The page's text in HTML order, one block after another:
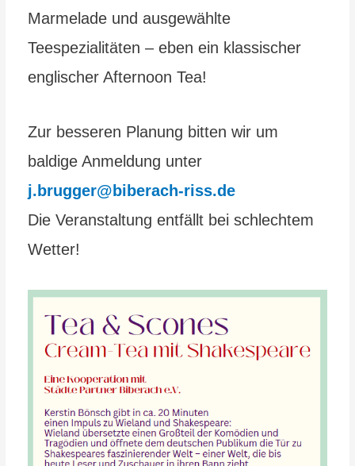
Marmelade und ausgewählte
Teespezialitäten – eben ein klassischer
englischer Afternoon Tea!
Zur besseren Planung bitten wir um
baldige Anmeldung unter
j.brugger@biberach-riss.de
Die Veranstaltung entfällt bei schlechtem
Wetter!